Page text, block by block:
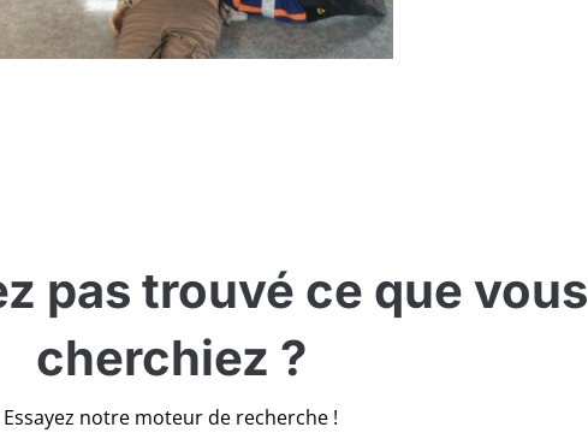
pas trouvé ce que vous
cherchiez ?
Essayez notre moteur de recherche !